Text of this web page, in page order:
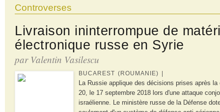
Controverses
Livraison ininterrompue de
électronique russe en Syrie
par Valentin Vasilescu
BUCAREST (ROUMANIE) |
La Russie applique des décisions prises après
20, le 17 septembre 2018 lors d'une attaque
israélienne. Le ministère russe de la Défense